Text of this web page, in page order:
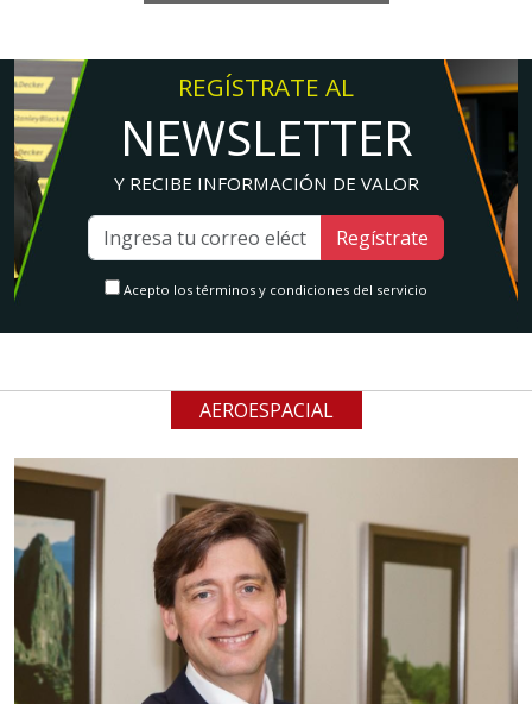
REGÍSTRATE AL
NEWSLETTER
Y RECIBE INFORMACIÓN DE VALOR
Regístrate
Acepto los términos y condiciones del servicio
AEROESPACIAL